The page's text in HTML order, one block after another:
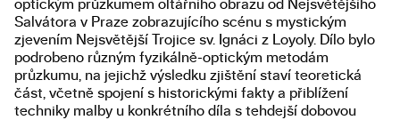
optickým průzkumem oltářního obrazu od Nejsvětějšího
Salvátora v Praze zobrazujícího scénu s mystickým
zjevením Nejsvětější Trojice sv. Ignáci z Loyoly. Dílo bylo
podrobeno různým fyzikálně-optickým metodám
průzkumu, na jejichž výsledku zjištění staví teoretická
část, včetně spojení s historickými fakty a přiblížení
techniky malby u konkrétního díla s tehdejší dobovou